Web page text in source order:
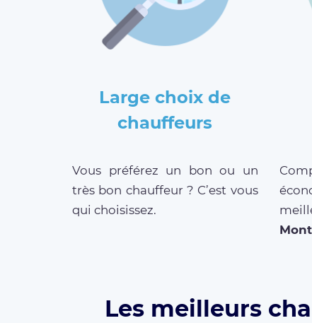
Large choix de
chauffeurs
Vous préférez un bon ou un
très bon chauffeur ? C’est vous
qui choisissez.
Les meilleurs